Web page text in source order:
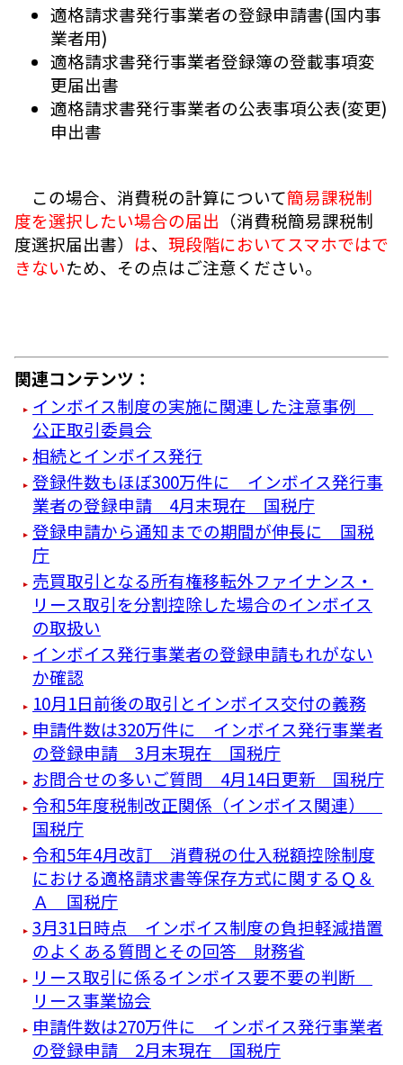
適格請求書発行事業者の登録申請書(国内事
業者用)
適格請求書発行事業者登録簿の登載事項変
更届出書
適格請求書発行事業者の公表事項公表(変更)
申出書
この場合、消費税の計算について簡易課税制
度を選択したい場合の届出 （消費税簡易課税制
度選択届出書） は、 現段階においてスマホではで
きないため、その点はご注意ください。
関連コンテンツ：
インボイス制度の実施に関連した注意事例
公正取引委員会
相続とインボイス発行
登録件数もほぼ300万件に インボイス発行事
業者の登録申請 4月末現在 国税庁
登録申請から通知までの期間が伸長に 国税
庁
売買取引となる所有権移転外ファイナンス・
リース取引を分割控除した場合のインボイス
の取扱い
インボイス発行事業者の登録申請もれがない
か確認
10月1日前後の取引とインボイス交付の義務
申請件数は320万件に インボイス発行事業者
の登録申請 3月末現在 国税庁
お問合せの多いご質問 4月14日更新 国税庁
令和5年度税制改正関係（インボイス関連）
国税庁
令和5年4月改訂 消費税の仕入税額控除制度
における適格請求書等保存方式に関するＱ＆
Ａ 国税庁
3月31日時点 インボイス制度の負担軽減措置
のよくある質問とその回答 財務省
リース取引に係るインボイス要不要の判断
リース事業協会
申請件数は270万件に インボイス発行事業者
の登録申請 2月末現在 国税庁